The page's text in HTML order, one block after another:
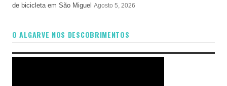
de bicicleta em São Miguel Agosto 5, 2026
O ALGARVE NOS DESCOBRIMENTOS